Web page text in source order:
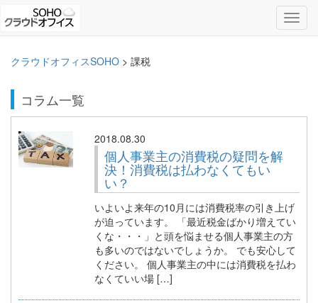
クラウドオフィスSOHO > 課税
コラム一覧
2018.08.30
個人事業主の消費税の疑問を解
決！消費税は払わなくてもい
い？
いよいよ来年の10月には消費税率の引き上げ
が迫っています。 「最近税金ばかり増えてい
くな・・・」と頭を悩ませる個人事業主の方
も多いのではないでしょうか。 でも安心して
ください。 個人事業主の中には消費税を払わ
なくていい場 […]